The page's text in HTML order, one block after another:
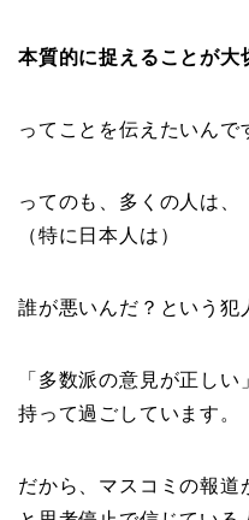
本質的に捉えることが大
ってことを伝えたいんで
ってのも、多くの人は、
（特に日本人は）
誰が悪いんだ？という犯
「多数派の意見が正し
持って過ごしています。
だから、マスコミの報道